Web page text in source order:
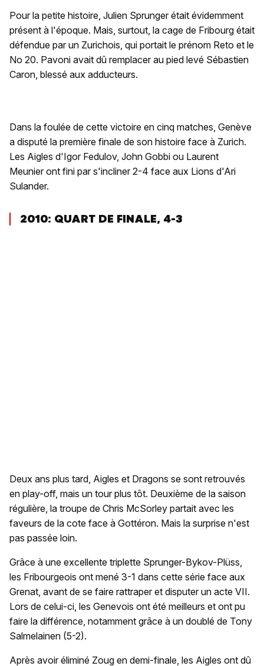
Pour la petite histoire, Julien Sprunger était évidemment
présent à l'époque. Mais, surtout, la cage de Fribourg était
défendue par un Zurichois, qui portait le prénom Reto et le
No 20. Pavoni avait dû remplacer au pied levé Sébastien
Caron, blessé aux adducteurs.
Dans la foulée de cette victoire en cinq matches, Genève
a disputé la première finale de son histoire face à Zurich.
Les Aigles d'Igor Fedulov, John Gobbi ou Laurent
Meunier ont fini par s'incliner 2-4 face aux Lions d'Ari
Sulander.
2010: QUART DE FINALE, 4-3
Deux ans plus tard, Aigles et Dragons se sont retrouvés
en play-off, mais un tour plus tôt. Deuxième de la saison
régulière, la troupe de Chris McSorley partait avec les
faveurs de la cote face à Gottéron. Mais la surprise n'est
pas passée loin.
Grâce à une excellente triplette Sprunger-Bykov-Plüss,
les Fribourgeois ont mené 3-1 dans cette série face aux
Grenat, avant de se faire rattraper et disputer un acte VII.
Lors de celui-ci, les Genevois ont été meilleurs et ont pu
faire la différence, notamment grâce à un doublé de Tony
Salmelainen (5-2).
Après avoir éliminé Zoug en demi-finale, les Aigles ont dû